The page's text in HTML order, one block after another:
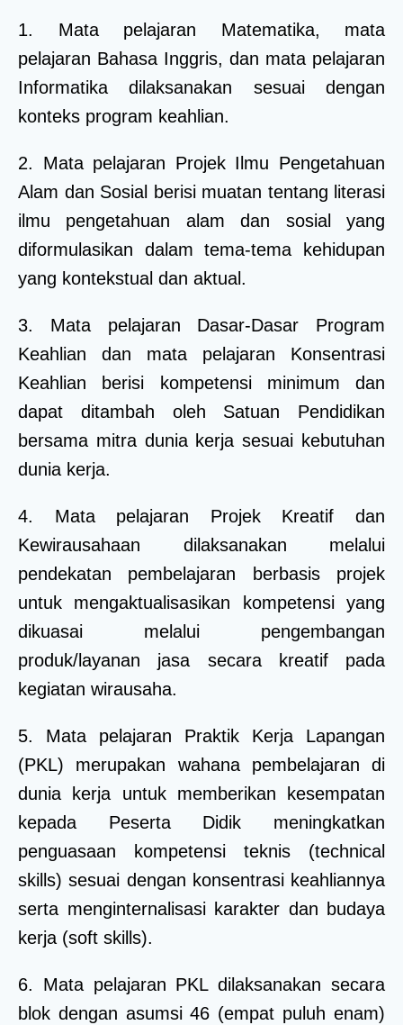
1. Mata pelajaran Matematika, mata
pelajaran Bahasa Inggris, dan mata pelajaran
Informatika dilaksanakan sesuai dengan
konteks program keahlian.
2. Mata pelajaran Projek Ilmu Pengetahuan
Alam dan Sosial berisi muatan tentang literasi
ilmu pengetahuan alam dan sosial yang
diformulasikan dalam tema-tema kehidupan
yang kontekstual dan aktual.
3. Mata pelajaran Dasar-Dasar Program
Keahlian dan mata pelajaran Konsentrasi
Keahlian berisi kompetensi minimum dan
dapat ditambah oleh Satuan Pendidikan
bersama mitra dunia kerja sesuai kebutuhan
dunia kerja.
4. Mata pelajaran Projek Kreatif dan
Kewirausahaan dilaksanakan melalui
pendekatan pembelajaran berbasis projek
untuk mengaktualisasikan kompetensi yang
dikuasai melalui pengembangan
produk/layanan jasa secara kreatif pada
kegiatan wirausaha.
5. Mata pelajaran Praktik Kerja Lapangan
(PKL) merupakan wahana pembelajaran di
dunia kerja untuk memberikan kesempatan
kepada Peserta Didik meningkatkan
penguasaan kompetensi teknis (technical
skills) sesuai dengan konsentrasi keahliannya
serta menginternalisasi karakter dan budaya
kerja (soft skills).
6. Mata pelajaran PKL dilaksanakan secara
blok dengan asumsi 46 (empat puluh enam)